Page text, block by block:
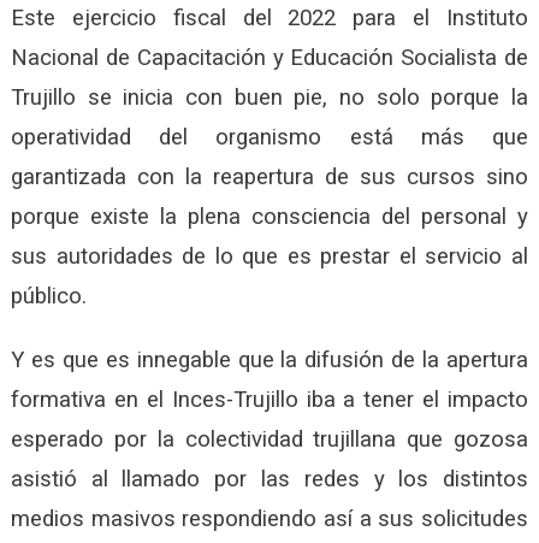
Este ejercicio fiscal del 2022 para el Instituto
Nacional de Capacitación y Educación Socialista de
Trujillo se inicia con buen pie, no solo porque la
operatividad del organismo está más que
garantizada con la reapertura de sus cursos sino
porque existe la plena consciencia del personal y
sus autoridades de lo que es prestar el servicio al
público.
Y es que es innegable que la difusión de la apertura
formativa en el Inces-Trujillo iba a tener el impacto
esperado por la colectividad trujillana que gozosa
asistió al llamado por las redes y los distintos
medios masivos respondiendo así a sus solicitudes